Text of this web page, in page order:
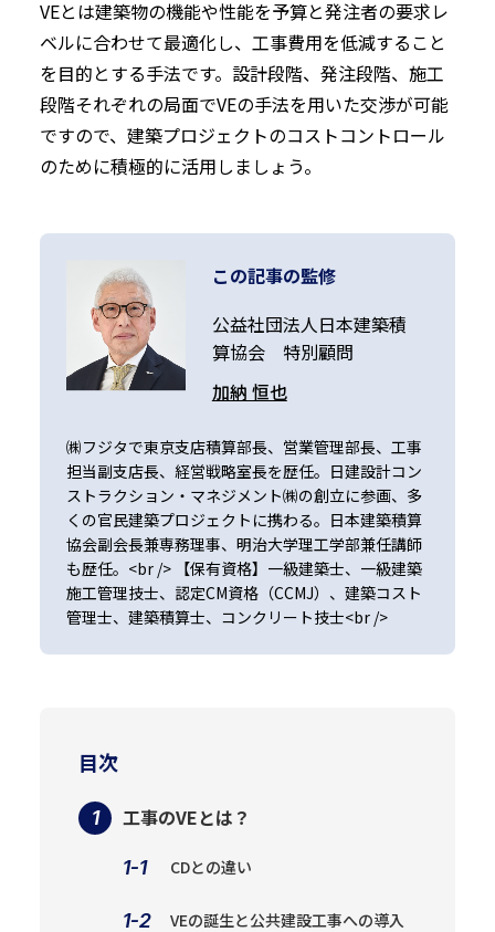
VEとは建築物の機能や性能を予算と発注者の要求レ
ベルに合わせて最適化し、工事費用を低減すること
を目的とする手法です。設計段階、発注段階、施工
段階それぞれの局面でVEの手法を用いた交渉が可能
ですので、建築プロジェクトのコストコントロール
のために積極的に活用しましょう。
この記事の監修
公益社団法人日本建築積
算協会 特別顧問
加納 恒也
㈱フジタで東京支店積算部長、営業管理部長、工事
担当副支店長、経営戦略室長を歴任。日建設計コン
ストラクション・マネジメント㈱の創立に参画、多
くの官民建築プロジェクトに携わる。日本建築積算
協会副会長兼専務理事、明治大学理工学部兼任講師
も歴任。<br /> 【保有資格】一級建築士、一級建築
施工管理技士、認定CM資格（CCMJ）、建築コスト
管理士、建築積算士、コンクリート技士<br />
目次
工事のVEとは？
CDとの違い
VEの誕生と公共建設工事への導入